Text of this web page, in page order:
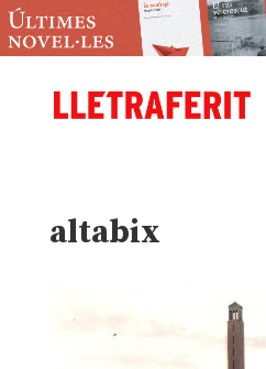
altabix